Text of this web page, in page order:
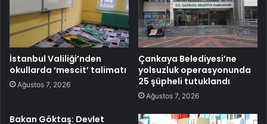
İstanbul Valiliği’nden
okullarda ‘mescit’ talimatı
Ağustos 7, 2026
Çankaya Belediyesi’ne
yolsuzluk operasyonunda
25 şüpheli tutuklandı
Ağustos 7, 2026
Bakan Göktaş: Devlet